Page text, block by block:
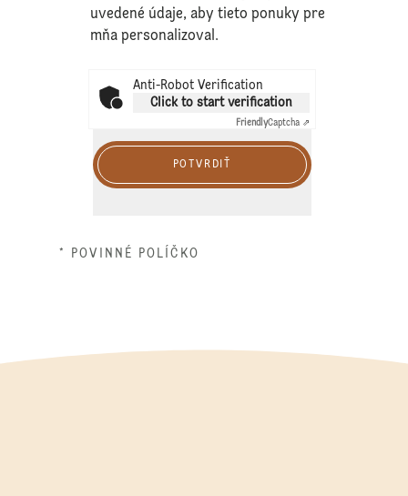
uvedené údaje, aby tieto ponuky pre
mňa personalizoval.
Anti-Robot Verification
Click to start verification
FriendlyCaptcha ⇗
POTVRDIŤ
* POVINNÉ POLÍČKO